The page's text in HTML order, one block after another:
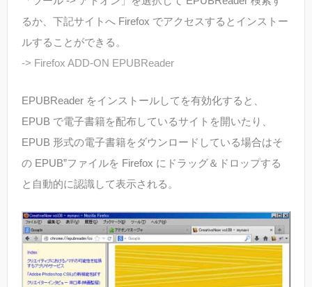
るか、下記サイトへ Firefox でアクセスするとインストー
ルすることができる。
-> Firefox ADD-ON EPUBReader
EPUBReader をインストールしてを有効化すると、
EPUB で電子書籍を配布しているサイトを開いたり、
EPUB 形式の電子書籍をダウンロードしている場合はそ
の EPUB”ファイルを Firefox にドラッグ＆ドロップする
と自動的に認識して表示される。